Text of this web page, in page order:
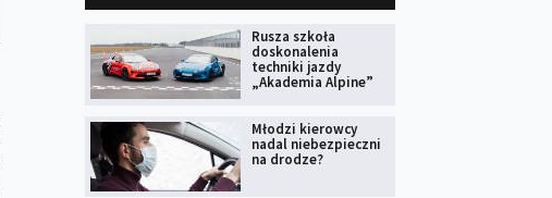
Rusza szkoła
doskonalenia
techniki jazdy
„Akademia Alpine”
Młodzi kierowcy
nadal niebezpieczni
na drodze?